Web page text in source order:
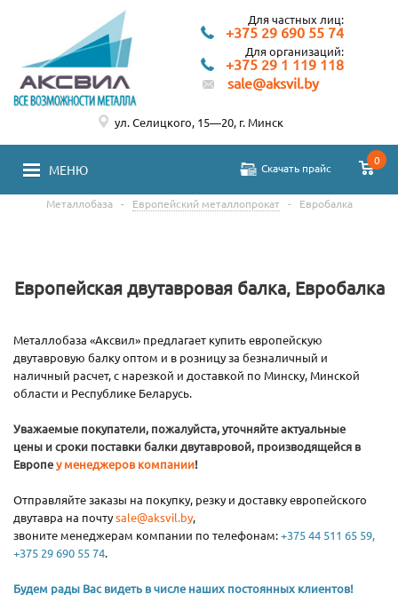
Для частных лиц:
+375 29 690 55 74
Для организаций:
+375 29 1 119 118
sale@aksvil.by
МЕНЮ Скачать прайс
0
ул. Селицкого, 15—20, г. Минск
Металлобаза - Европейский металлопрокат - Евробалка
Европейская двутавровая балка, Евробалка
Металлобаза «Аксвил» предлагает купить европейскую
двутавровую балку оптом и в розницу за безналичный и
наличный расчет, с нарезкой и доставкой по Минску, Минской
области и Республике Беларусь.
Уважаемые покупатели, пожалуйста, уточняйте актуальные
цены и сроки поставки балки двутавровой, производящейся в
Европеу менеджеров компании!
Отправляйте заказы на покупку, резку и доставку европейского
двутавра на почтуsale@aksvil.by,
звоните менеджерам компании по телефонам:+375 44 511 65 59,
+375 29 690 55 74.
Будем рады Вас видеть в числе наших постоянных клиентов!